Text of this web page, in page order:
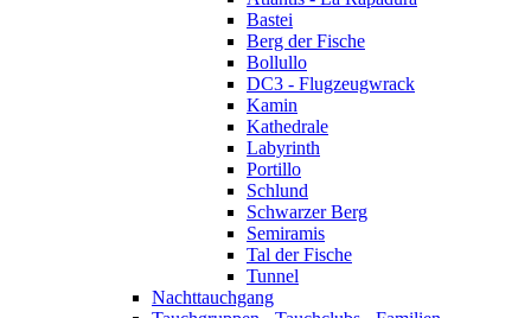
Bastei
Berg der Fische
Bollullo
DC3 - Flugzeugwrack
Kamin
Kathedrale
Labyrinth
Portillo
Schlund
Schwarzer Berg
Semiramis
Tal der Fische
Tunnel
Nachttauchgang